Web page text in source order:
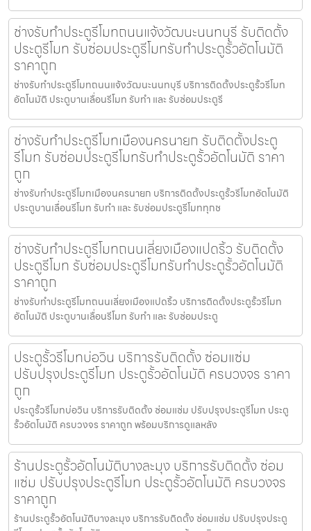
ช่างรับทำประตูรีโมทถนนแจ้งวัฒนะนนทบุรี รับติดตั้ง
ประตูรีโมท รับซ่อมประตูรีโมทรับทำประตูรั้วอัตโนมัติ
ราคาถูก
ช่างรับทำประตูรีโมทถนนแจ้งวัฒนะนนทบุรี บริการติดตั้งประตูรั้วรีโมท
อัตโนมัติ ประตูบานเลื่อนรีโมท รับทำ และ รับซ่อมประตูรี
ช่างรับทำประตูรีโมทเมืองนครนายก รับติดตั้งประตู
รีโมท รับซ่อมประตูรีโมทรับทำประตูรั้วอัตโนมัติ ราคา
ถูก
ช่างรับทำประตูรีโมทเมืองนครนายก บริการติดตั้งประตูรั้วรีโมทอัตโนมัติ
ประตูบานเลื่อนรีโมท รับทำ และ รับซ่อมประตูรีโมททุกช
ช่างรับทำประตูรีโมทถนนเลี่ยงเมืองแปดริ้ว รับติดตั้ง
ประตูรีโมท รับซ่อมประตูรีโมทรับทำประตูรั้วอัตโนมัติ
ราคาถูก
ช่างรับทำประตูรีโมทถนนเลี่ยงเมืองแปดริ้ว บริการติดตั้งประตูรั้วรีโมท
อัตโนมัติ ประตูบานเลื่อนรีโมท รับทำ และ รับซ่อมประตู
ประตูรั้วรีโมทบ่อวิน บริการรับติดตั้ง ซ่อมแซ่ม
ปรับปรุงประตูรีโมท ประตูรั้วอัตโนมัติ ครบวงจร ราคา
ถูก
ประตูรั้วรีโมทบ่อวิน บริการรับติดตั้ง ซ่อมแซ่ม ปรับปรุงประตูรีโมท ประตู
รั้วอัตโนมัติ ครบวงจร ราคาถูก พร้อมบริการดูแลหลัง
ร้านประตูรั้วอัตโนมัติบางละมุง บริการรับติดตั้ง ซ่อม
แซ่ม ปรับปรุงประตูรีโมท ประตูรั้วอัตโนมัติ ครบวงจร
ราคาถูก
ร้านประตูรั้วอัตโนมัติบางละมุง บริการรับติดตั้ง ซ่อมแซ่ม ปรับปรุงประตู